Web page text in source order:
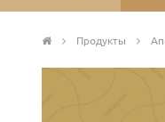
Продукты